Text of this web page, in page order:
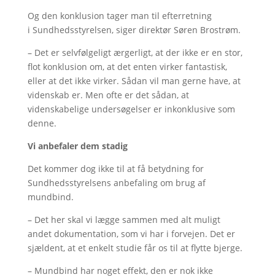
Og den konklusion tager man til efterretning
i Sundhedsstyrelsen, siger direktør Søren Brostrøm.
– Det er selvfølgeligt ærgerligt, at der ikke er en stor,
flot konklusion om, at det enten virker fantastisk,
eller at det ikke virker. Sådan vil man gerne have, at
videnskab er. Men ofte er det sådan, at
videnskabelige undersøgelser er inkonklusive som
denne.
Vi anbefaler dem stadig
Det kommer dog ikke til at få betydning for
Sundhedsstyrelsens anbefaling om brug af
mundbind.
– Det her skal vi lægge sammen med alt muligt
andet dokumentation, som vi har i forvejen. Det er
sjældent, at et enkelt studie får os til at flytte bjerge.
– Mundbind har noget effekt, den er nok ikke